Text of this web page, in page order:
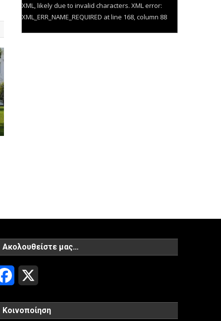
XML, likely due to invalid characters. XML error:
XML_ERR_NAME_REQUIRED at line 168, column 88
Ακολουθείστε μας…
Facebook
Κοινοποίηση